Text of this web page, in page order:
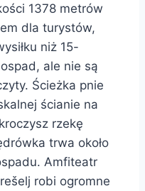
1378 metrów
dla turystów,
niż 15-
ale nie są
Ścieżka pnie
ścianie na
rzekę
trwa około
Amfiteatr
robi ogromne